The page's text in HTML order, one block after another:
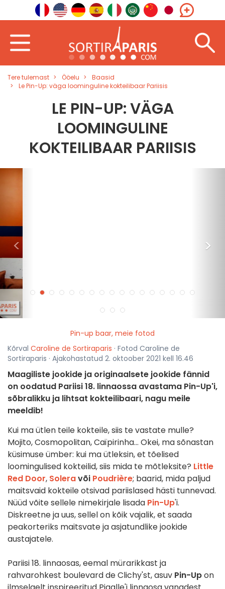
Tere tulemast Ööelu
Baasid
Le Pin-Up: väga loominguline kokteilibaar Pariisis
LE PIN-UP: VÄGA
LOOMINGULINE
KOKTEILIBAAR PARIISIS
< >
Pin-up baar, meie fotod
Kõrval Caroline de Sortiraparis · Fotod Caroline de
Sortiraparis · Ajakohastatud 2. oktoober 2021 kell 16.46
Maagiliste jookide ja originaalsete jookide fännid
on oodatud Pariisi 18. linnaossa avastama Pin-Up'i,
sõbralikku ja lihtsat kokteilibaari, nagu meile
meeldib!
Kui ma ütlen teile kokteile, siis te vastate mulle?
Mojito, Cosmopolitan, Caïpirinha... Okei, ma sõnastan
küsimuse ümber: kui ma ütleksin, et tõelised
loomingulised kokteilid, siis mida te mõtleksite? Little
Red Door, Soleravõi Poudrière; baarid, mida paljud
maitsvaid kokteile otsivad pariislased hästi tunnevad.
Nüüd võite sellele nimekirjale lisada Pin-Up'i.
Diskreetne ja uus, sellel on kõik vajalik, et saada
peakorteriks maitsvate ja asjatundlike jookide
austajatele.
Pariisi 18. linnaosas, eemal mürarikkast ja
rahvarohkest boulevard de Clichy'st, asuv Pin-Upon